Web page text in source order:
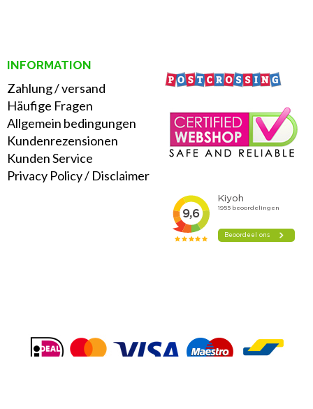
INFORMATION
Zahlung/versand
Häufige Fragen
Allgemein bedingungen
Kundenrezensionen
Kunden Service
Privacy Policy/ Disclaimer